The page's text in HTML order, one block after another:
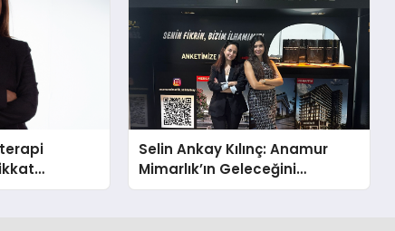
Selin Ankay Kılınç: Anamur
Mimarlık’ın Geleceğini
Şekillendiren Yöneticisi